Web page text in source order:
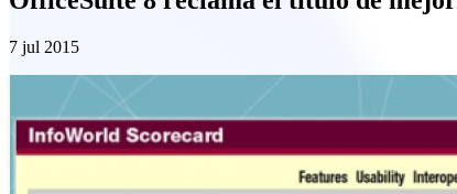
7 jul 2015